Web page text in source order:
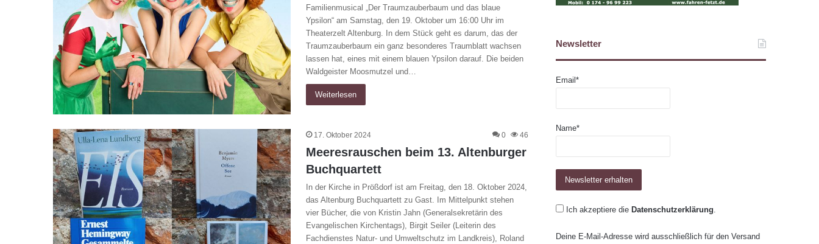
Familienmusical „Der Traumzauberbaum und das blaue
Ypsilon“ am Samstag, den 19. Oktober um 16:00 Uhr im
Theaterzelt Altenburg. In dem Stück geht es darum, das der
Traumzauberbaum ein ganz besonderes Traumblatt wachsen
lassen hat, eines mit einem blauen Ypsilon darauf. Die beiden
Waldgeister Moosmutzel und…
Weiterlesen
17. Oktober 2024 0 46
Meeresrauschen beim 13. Altenburger
Buchquartett
In der Kirche in Prößdorf ist am Freitag, den 18. Oktober 2024,
das Altenburg Buchquartett zu Gast. Im Mittelpunkt stehen
vier Bücher, die von Kristin Jahn (Generalsekretärin des
Evangelischen Kirchentags), Birgit Seiler (Leiterin des
Fachdienstes Natur- und Umweltschutz im Landkreis), Roland
Newsletter
Email*
Name*
Ich akzeptiere die Datenschutzerklärung.
Deine E-Mail-Adresse wird ausschließlich für den Versand